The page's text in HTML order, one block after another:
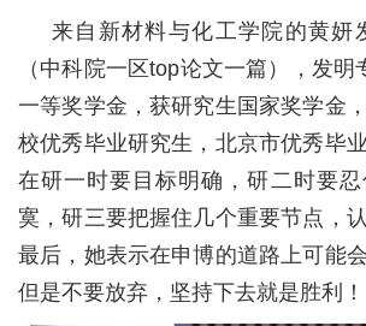
来自新材料与化工学院的黄妍
（中科院一区top论文一篇），发
一等奖学金，获研究生国家奖学金
校优秀毕业研究生，北京市优秀毕
在研一时要目标明确，研二时要
寞，研三要把握住几个重要节点，
最后，她表示在申博的道路上可能
但是不要放弃，坚持下去就是胜利！